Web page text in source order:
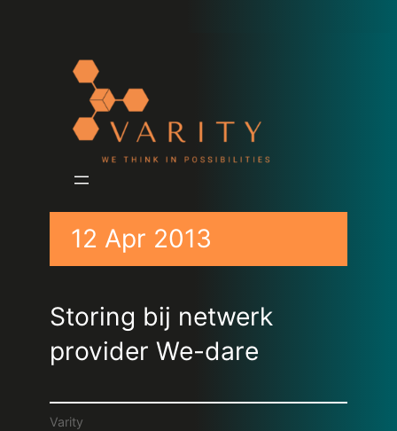
12 Apr 2013
Storing bij netwerk
provider We-dare
Varity